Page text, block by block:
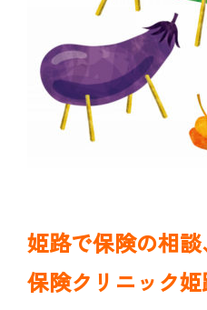
姫路で保険の相
保険クリニック